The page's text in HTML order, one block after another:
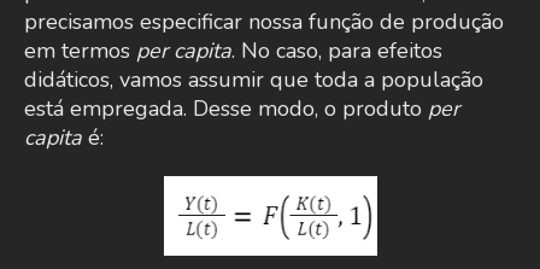
precisamos especificar nossa função de produção
em termos per capita. No caso, para efeitos
didáticos, vamos assumir que toda a população
está empregada. Desse modo, o produto per
capita é: